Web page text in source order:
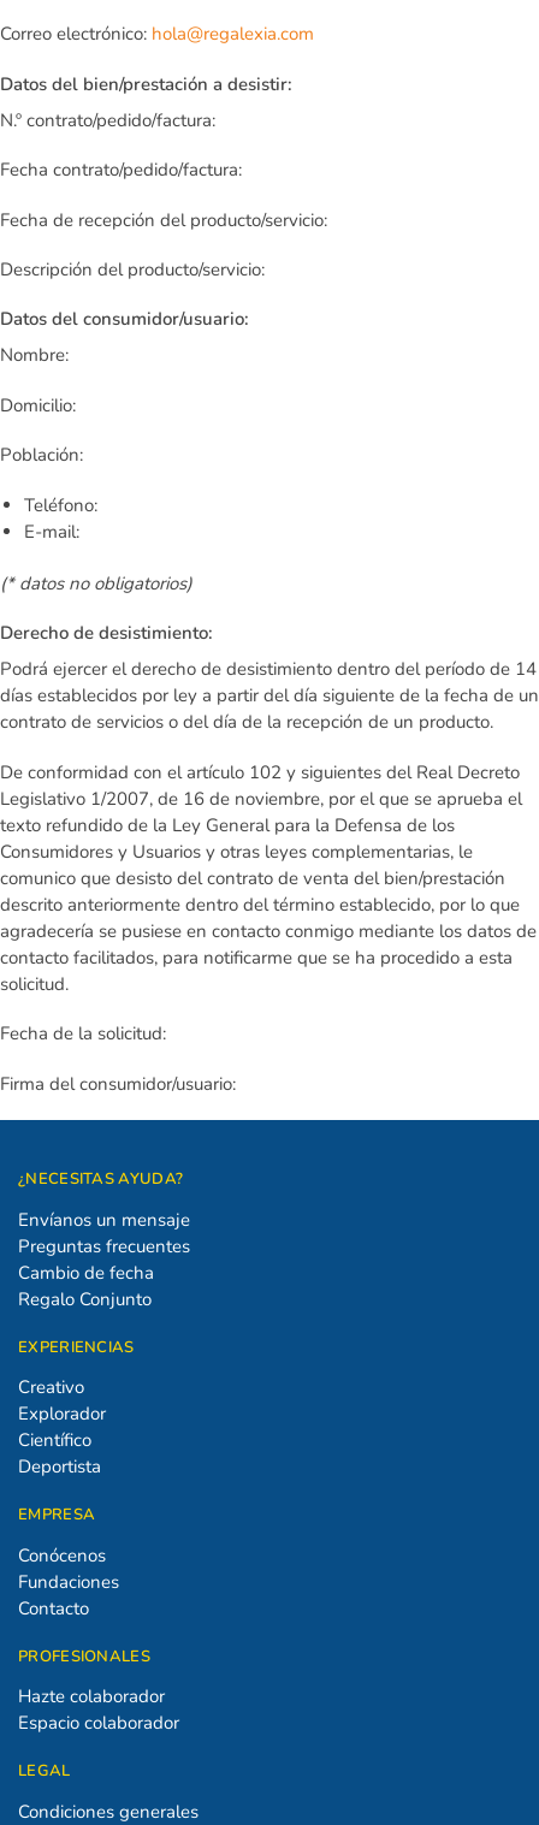
Correo electrónico: hola@regalexia.com
Datos del bien/prestación a desistir:
N.º contrato/pedido/factura:
Fecha contrato/pedido/factura:
Fecha de recepción del producto/servicio:
Descripción del producto/servicio:
Datos del consumidor/usuario:
Nombre:
Domicilio:
Población:
Teléfono:
E-mail:
(* datos no obligatorios)
Derecho de desistimiento:
Podrá ejercer el derecho de desistimiento dentro del período de 14
días establecidos por ley a partir del día siguiente de la fecha de un
contrato de servicios o del día de la recepción de un producto.
De conformidad con el artículo 102 y siguientes del Real Decreto
Legislativo 1/2007, de 16 de noviembre, por el que se aprueba el
texto refundido de la Ley General para la Defensa de los
Consumidores y Usuarios y otras leyes complementarias, le
comunico que desisto del contrato de venta del bien/prestación
descrito anteriormente dentro del término establecido, por lo que
agradecería se pusiese en contacto conmigo mediante los datos de
contacto facilitados, para notificarme que se ha procedido a esta
solicitud.
Fecha de la solicitud:
Firma del consumidor/usuario:
¿NECESITAS AYUDA?
Envíanos un mensaje
Preguntas frecuentes
Cambio de fecha
Regalo Conjunto
EXPERIENCIAS
Creativo
Explorador
Científico
Deportista
EMPRESA
Conócenos
Fundaciones
Contacto
PROFESIONALES
Hazte colaborador
Espacio colaborador
LEGAL
Condiciones generales